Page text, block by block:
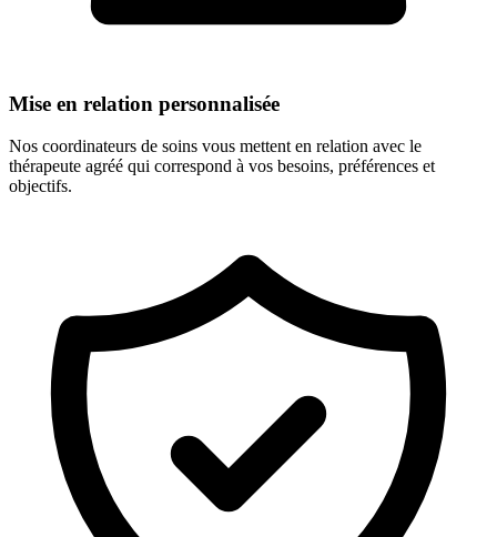
Mise en relation personnalisée
Nos coordinateurs de soins vous mettent en relation avec le
thérapeute agréé qui correspond à vos besoins, préférences et
objectifs.